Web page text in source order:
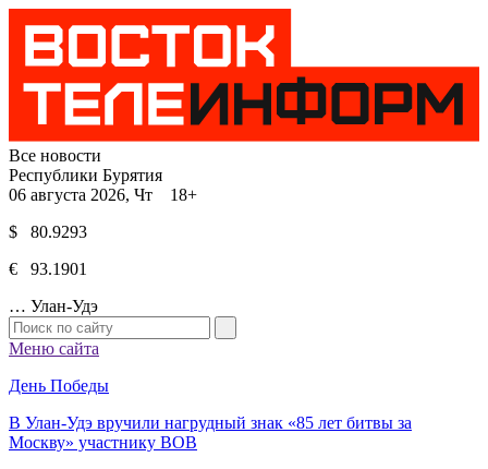
Все новости
Республики Бурятия
06 августа 2026, Чт 18+
$ 80.9293
€ 93.1901
… Улан-Удэ
Меню сайта
День Победы
В Улан-Удэ вручили нагрудный знак «85 лет битвы за
Москву» участнику ВОВ